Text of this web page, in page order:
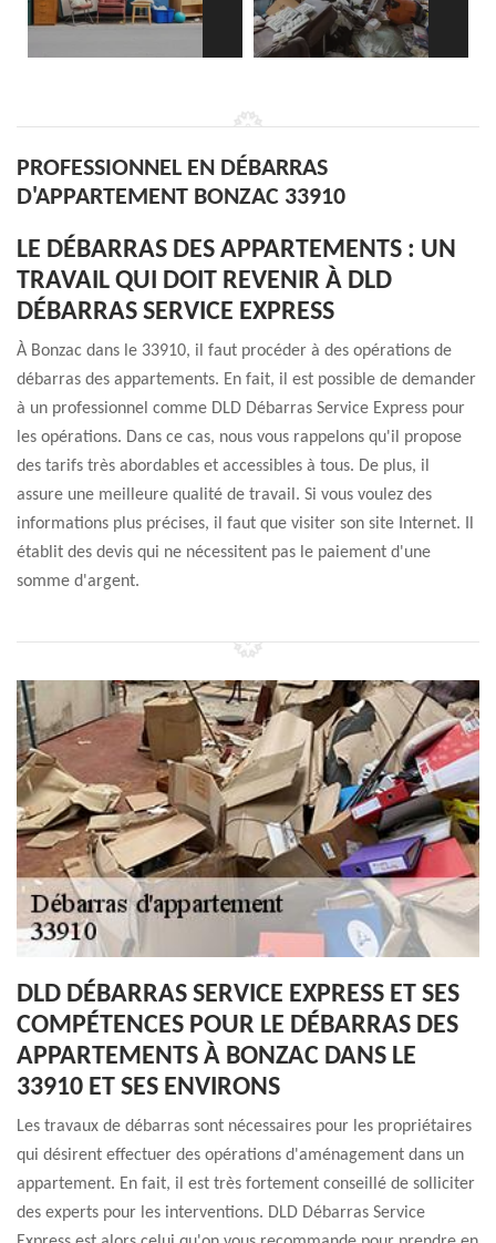
PROFESSIONNEL EN DÉBARRAS
D'APPARTEMENT BONZAC 33910
LE DÉBARRAS DES APPARTEMENTS : UN
TRAVAIL QUI DOIT REVENIR À DLD
DÉBARRAS SERVICE EXPRESS
À Bonzac dans le 33910, il faut procéder à des opérations de
débarras des appartements. En fait, il est possible de demander
à un professionnel comme DLD Débarras Service Express pour
les opérations. Dans ce cas, nous vous rappelons qu'il propose
des tarifs très abordables et accessibles à tous. De plus, il
assure une meilleure qualité de travail. Si vous voulez des
informations plus précises, il faut que visiter son site Internet. Il
établit des devis qui ne nécessitent pas le paiement d'une
somme d'argent.
DLD DÉBARRAS SERVICE EXPRESS ET SES
COMPÉTENCES POUR LE DÉBARRAS DES
APPARTEMENTS À BONZAC DANS LE
33910 ET SES ENVIRONS
Les travaux de débarras sont nécessaires pour les propriétaires
qui désirent effectuer des opérations d'aménagement dans un
appartement. En fait, il est très fortement conseillé de solliciter
des experts pour les interventions. DLD Débarras Service